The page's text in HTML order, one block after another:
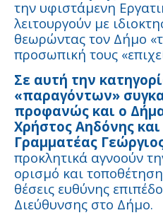
την υφιστάμενη
λειτουργούν με
θεωρώντας τον Δήμο
προσωπική τους
Σε αυτή την
«παραγόντων»
προφανώς και ο
Χρήστος Αηδόνης και
Γραμματέας
προκλητικά αγνοούν
ορισμό και
θέσεις ευθύνης
Διεύθυνσης στο Δήμο.